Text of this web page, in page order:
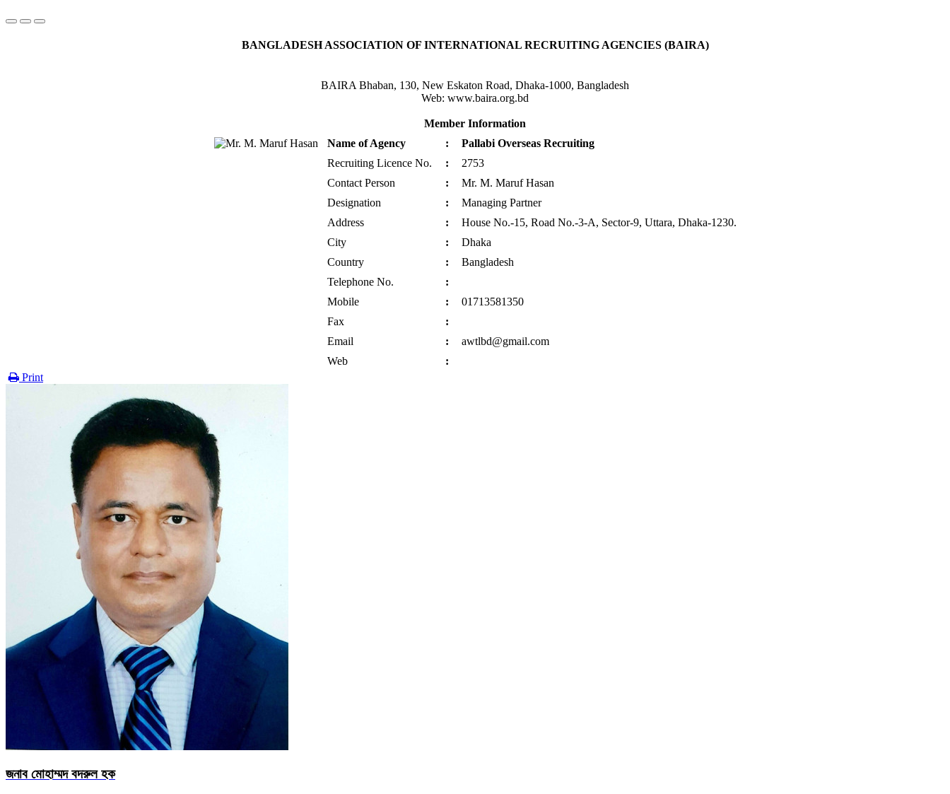
BANGLADESH ASSOCIATION OF INTERNATIONAL RECRUITING AGENCIES (BAIRA)
BAIRA Bhaban, 130, New Eskaton Road, Dhaka-1000, Bangladesh
Web: www.baira.org.bd
Member Information
Name of Agency
:
Pallabi Overseas Recruiting
Recruiting Licence No.
:
2753
Contact Person
:
Mr. M. Maruf Hasan
Designation
:
Managing Partner
Address
:
House No.-15, Road No.-3-A, Sector-9, Uttara, Dhaka-1230.
City
:
Dhaka
Country
:
Bangladesh
Telephone No.
:
Mobile
:
01713581350
Fax
:
Email
:
awtlbd@gmail.com
Web
:
Print
জনাব মোহাম্মদ বদরুল হক